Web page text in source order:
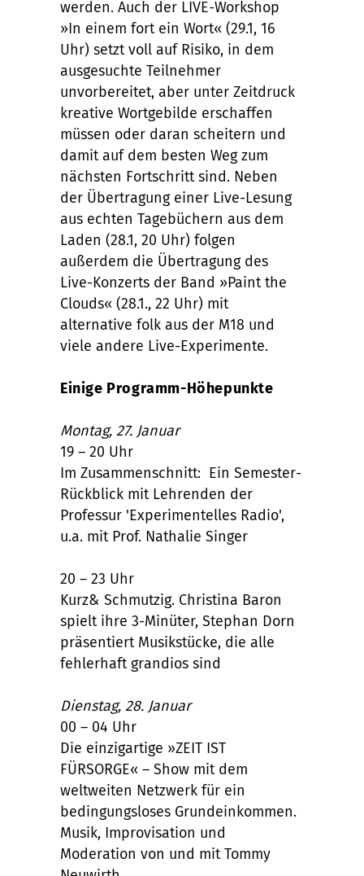
werden. Auch der LIVE-Workshop
»In einem fort ein Wort« (29.1, 16
Uhr) setzt voll auf Risiko, in dem
ausgesuchte Teilnehmer
unvorbereitet, aber unter Zeitdruck
kreative Wortgebilde erschaffen
müssen oder daran scheitern und
damit auf dem besten Weg zum
nächsten Fortschritt sind. Neben
der Übertragung einer Live-Lesung
aus echten Tagebüchern aus dem
Laden (28.1, 20 Uhr) folgen
außerdem die Übertragung des
Live-Konzerts der Band »Paint the
Clouds« (28.1., 22 Uhr) mit
alternative folk aus der M18 und
viele andere Live-Experimente.
Einige Programm-Höhepunkte
Montag, 27. Januar
19 – 20 Uhr
Im Zusammenschnitt: Ein Semester-
Rückblick mit Lehrenden der
Professur 'Experimentelles Radio',
u.a. mit Prof. Nathalie Singer
20 – 23 Uhr
Kurz& Schmutzig. Christina Baron
spielt ihre 3-Minüter, Stephan Dorn
präsentiert Musikstücke, die alle
fehlerhaft grandios sind
Dienstag, 28. Januar
00 – 04 Uhr
Die einzigartige »ZEIT IST
FÜRSORGE« – Show mit dem
weltweiten Netzwerk für ein
bedingungsloses Grundeinkommen.
Musik, Improvisation und
Moderation von und mit Tommy